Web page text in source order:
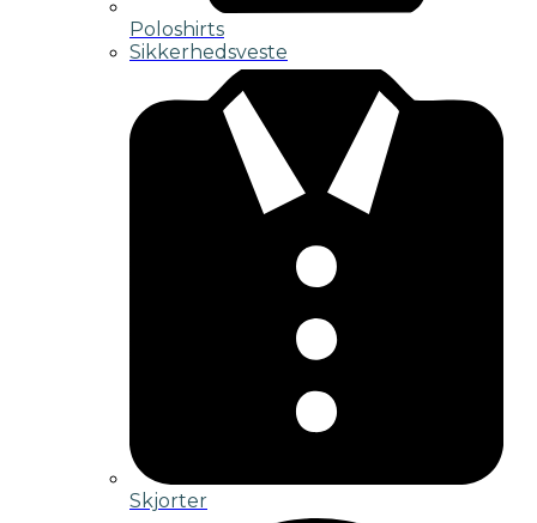
Poloshirts
Sikkerhedsveste
Skjorter